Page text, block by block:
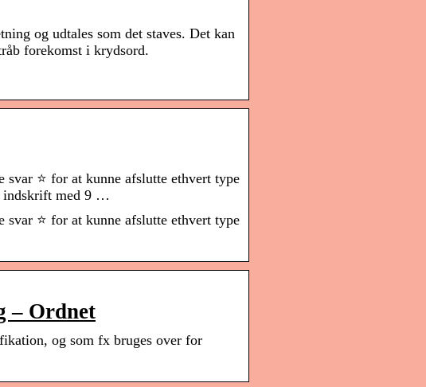
og udtales som det staves. Det kan
forekomst i krydsord.
⭐ for at kunne afslutte ethvert type
indskrift med 9 …
⭐ for at kunne afslutte ethvert type
– Ordnet
og som fx bruges over for